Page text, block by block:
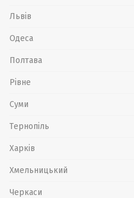
Львів
Одеса
Полтава
Рівне
Суми
Тернопіль
Харків
Хмельницький
Черкаси